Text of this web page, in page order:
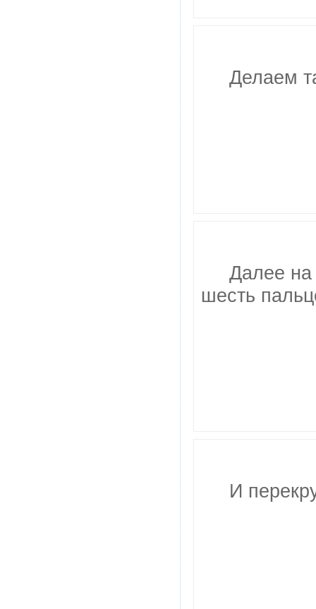
Делаем
Далее
шесть
И